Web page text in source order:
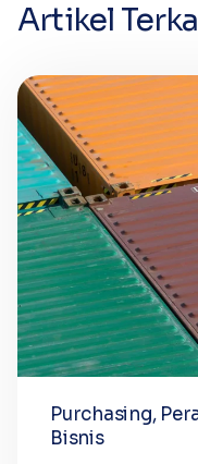
Artikel
Purchasing,
Bisnis